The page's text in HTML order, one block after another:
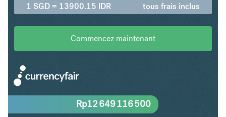
1 SGD = 13900.15 IDR tous frais inclus
Commencez maintenant
Rp12 649 116 500